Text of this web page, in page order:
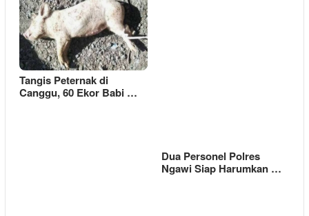
Tangis Peternak di
Canggu, 60 Ekor Babi …
Dua Personel Polres
Ngawi Siap Harumkan …